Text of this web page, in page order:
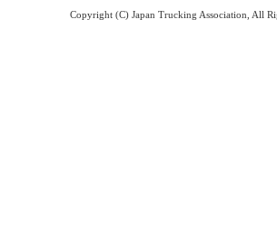
Copyright (C) Japan Trucking Association, All